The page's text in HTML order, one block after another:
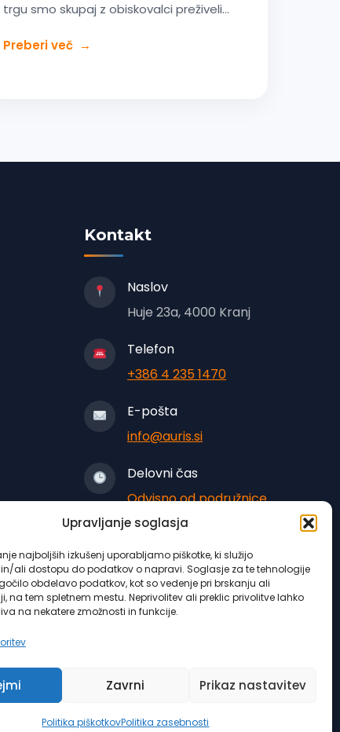
Upravljanje soglasja
najboljših izkušenj uporabljamo piškotke, ki služijo
ali dostopu do podatkov o napravi. Soglasje za te tehnologije
obdelavo podatkov, kot so vedenje pri brskanju ali
na tem spletnem mestu. Neprivolitev ali preklic privolitve lahko
na nekatere zmožnosti in funkcije.
Zavrni Prikaz nastavitev
Politika piškotkovPolitika zasebnosti
trgu smo skupaj z obiskovalci preživeli…
Preberi več →
Kontakt
Naslov
Huje 23a, 4000 Kranj
Telefon
+386 4 235 1470
E-pošta
info@auris.si
Delovni čas
Odvisno od podružnice
pridržane.